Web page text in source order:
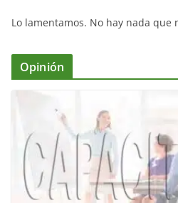
Lo lamentamos. No hay nada que
Opinión